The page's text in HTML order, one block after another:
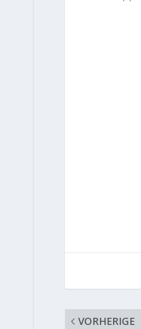
VORHERIGE